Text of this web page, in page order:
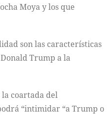
Moya y los que
son las características
Trump a la
coartada del
“intimidar “a Trump o